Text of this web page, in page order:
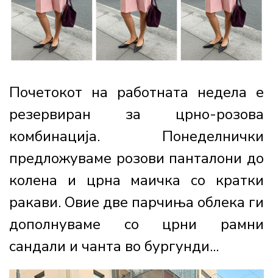
Почетокот на работната недела е
резервиран за црно-розова
комбинација. Понеделнички
предложуваме розови панталони до
колена и црна маичка со кратки
ракави. Овие две парчиња облека ги
дополнуваме со црни рамни
сандали и чанта во бургунди...